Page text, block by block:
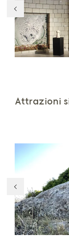
Centro
Attrazioni
Domus de